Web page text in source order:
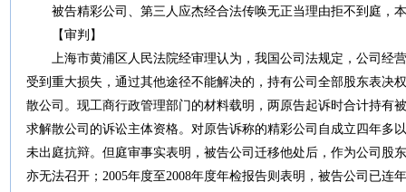
被告精彩公司、第三人应杰经合法传唤无正当理由拒不到庭，
【审判】
上海市黄浦区人民法院经审理认为，我国公司法规定，公司经
受到重大损失，通过其他途径不能解决的，持有公司全部股东表决
散公司。现工商行政管理部门的材料载明，两原告起诉时合计持有
求解散公司的诉讼主体资格。对原告诉称的精彩公司自成立四年多
未出庭抗辩。但庭审事实表明，被告公司迁移他处后，作为公司股
亦无法召开；2005年度至2008年度年检报告则表明，被告公司已连